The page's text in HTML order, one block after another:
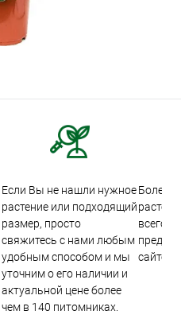
Если Вы не нашли нужное
растение или подходящий
размер, просто
свяжитесь с нами любым
удобным способом и мы
уточним о его наличии и
актуальной цене более
чем в 140 питомниках.
Более
всего
сайте.